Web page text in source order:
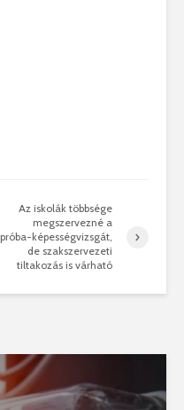
Az iskolák többsége
megszervezné a
próba-képességvizsgát,
de szakszervezeti
tiltakozás is várható